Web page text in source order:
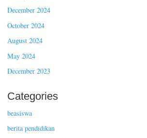
December 2024
October 2024
August 2024
May 2024
December 2023
Categories
beasiswa
berita pendidikan